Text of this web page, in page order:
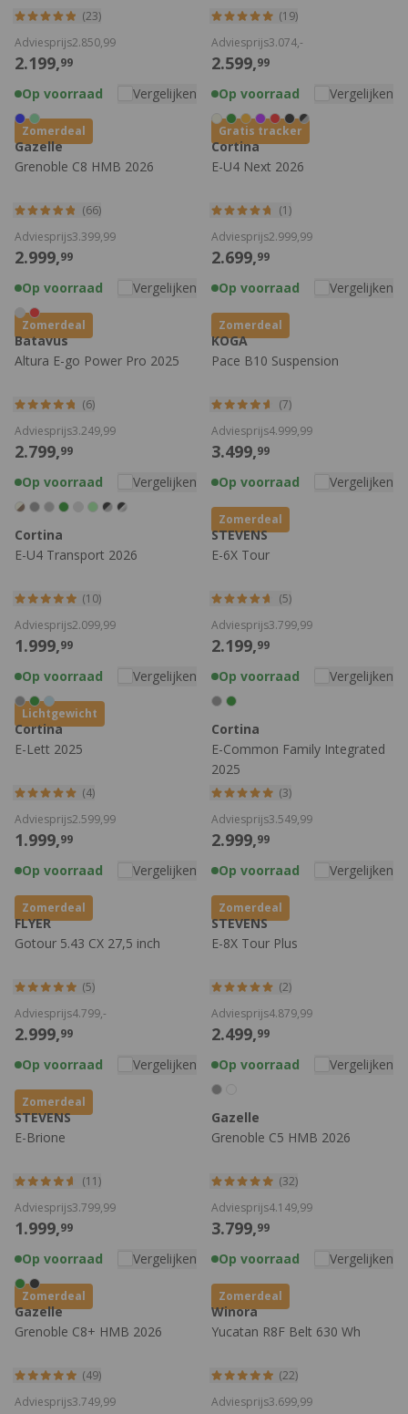
(23)
2.199,99
Adviesprijs2.850,99
Op voorraad Vergelijken
(19)
2.599,99
Adviesprijs3.074,-
Op voorraad Vergelijken
Zomerdeal
Gazelle
Grenoble C8 HMB 2026
(66)
2.999,99
Adviesprijs3.399,99
Op voorraad Vergelijken
Gratis tracker
Cortina
E-U4 Next 2026
(1)
2.699,99
Adviesprijs2.999,99
Op voorraad Vergelijken
Zomerdeal
Batavus
Altura E-go Power Pro 2025
(6)
2.799,99
Adviesprijs3.249,99
Op voorraad Vergelijken
Zomerdeal
KOGA
Pace B10 Suspension
(7)
3.499,99
Adviesprijs4.999,99
Op voorraad Vergelijken
Cortina
E-U4 Transport 2026
(10)
1.999,99
Adviesprijs2.099,99
Op voorraad Vergelijken
Zomerdeal
STEVENS
E-6X Tour
(5)
2.199,99
Adviesprijs3.799,99
Op voorraad Vergelijken
Lichtgewicht
Cortina
E-Lett 2025
(4)
1.999,99
Adviesprijs2.599,99
Op voorraad Vergelijken
Cortina
E-Common Family Integrated
2025
(3)
2.999,99
Adviesprijs3.549,99
Op voorraad Vergelijken
Zomerdeal
FLYER
Gotour 5.43 CX 27,5 inch
(5)
2.999,99
Adviesprijs4.799,-
Op voorraad Vergelijken
Zomerdeal
STEVENS
E-8X Tour Plus
(2)
2.499,99
Adviesprijs4.879,99
Op voorraad Vergelijken
Zomerdeal
STEVENS
E-Brione
(11)
1.999,99
Adviesprijs3.799,99
Op voorraad Vergelijken
Gazelle
Grenoble C5 HMB 2026
(32)
3.799,99
Adviesprijs4.149,99
Op voorraad Vergelijken
Zomerdeal
Gazelle
Grenoble C8+ HMB 2026
(49)
Adviesprijs3.749,99
Zomerdeal
Winora
Yucatan R8F Belt 630 Wh
(22)
Adviesprijs3.699,99